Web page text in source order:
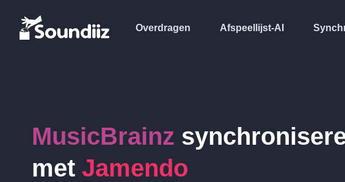
Overdragen Afspeellijst-AI
MusicBrainz
met Jamendo